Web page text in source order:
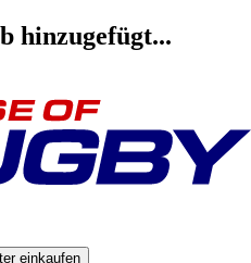
hinzugefügt...
einkaufen